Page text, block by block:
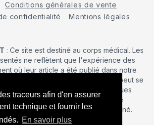
traceurs afin d'en assurer
technique et fournir les
En savoir plus
Conditions générales de vente
confidentialité
Mentions légales
: Ce site est destiné au corps médical. Les
ne reflètent que l'expérience des
où leur article a été publié dans notre
d’une intervention chirurgicale ne peut se
un examen clinique. Les techniques
sauraient justifier une quelconque
la part d'un soignant ou d'un soigné.